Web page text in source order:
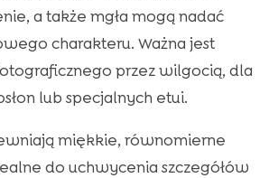
a także mgła mogą nadać
charakteru. Ważna jest
przez wilgocią, dla
lub specjalnych etui.
miękkie, równomierne
do uchwycenia szczegółów